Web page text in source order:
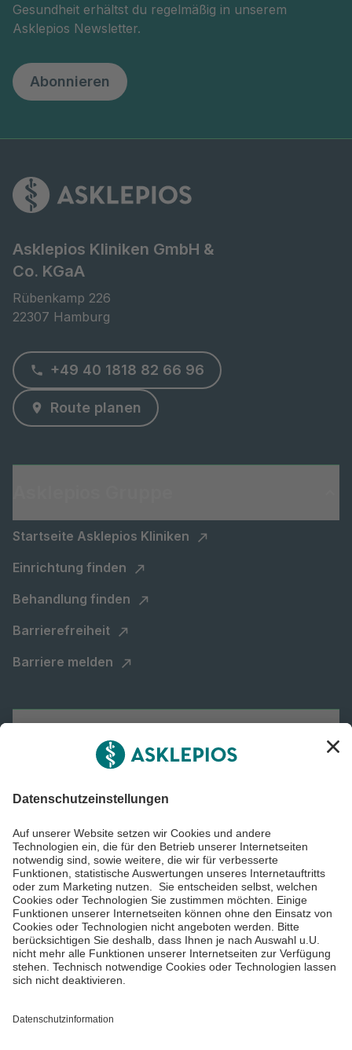
Gesundheit erhältst du regelmäßig in unserem
Asklepios Newsletter.
Abonnieren
Asklepios Kliniken GmbH &
Co. KGaA
Rübenkamp 226
22307 Hamburg
+49 40 1818 82 66 96
Route planen
Startseite Asklepios Kliniken
Einrichtung finden
Behandlung finden
Barrierefreiheit
Barriere melden
Impressum